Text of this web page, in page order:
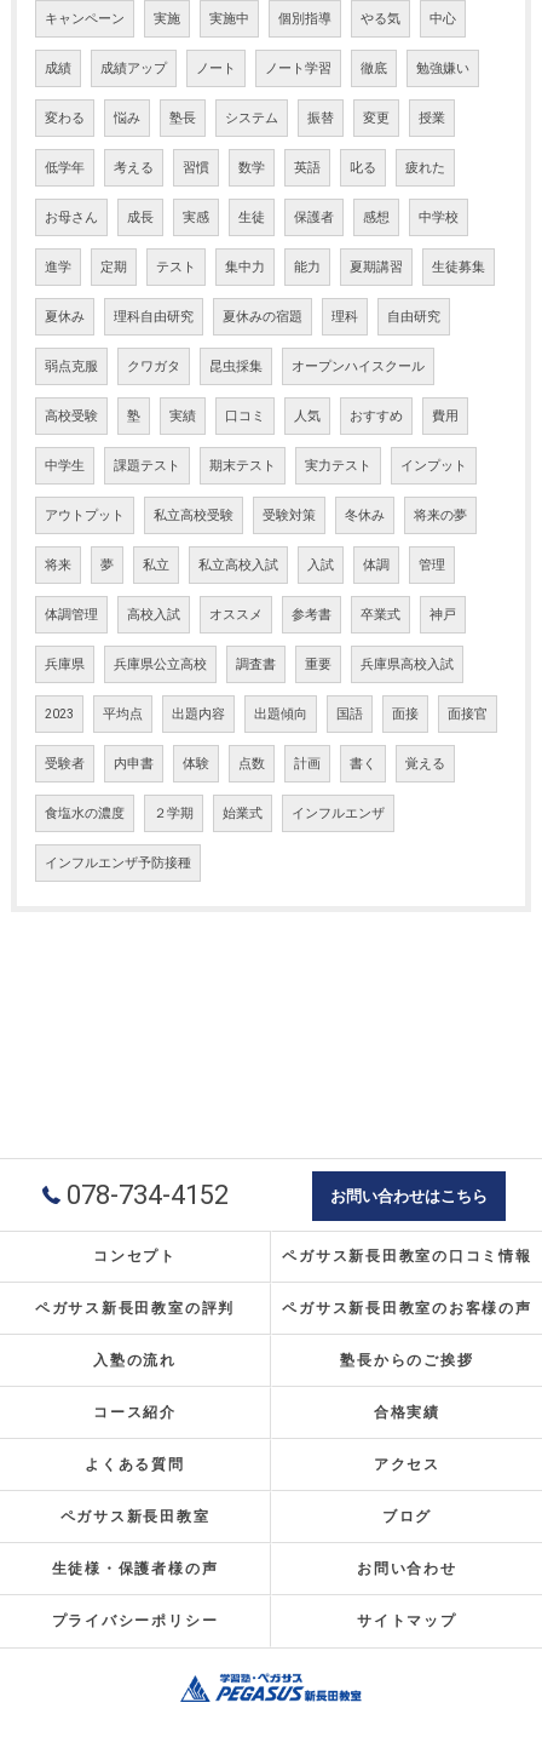
キャンペーン 実施 実施中 個別指導 やる気 中心
成績 成績アップ ノート ノート学習 徹底 勉強嫌い
変わる 悩み 塾長 システム 振替 変更 授業
低学年 考える 習慣 数学 英語 叱る 疲れた
お母さん 成長 実感 生徒 保護者 感想 中学校
進学 定期 テスト 集中力 能力 夏期講習 生徒募集
夏休み 理科自由研究 夏休みの宿題 理科 自由研究
弱点克服 クワガタ 昆虫採集 オープンハイスクール
高校受験 塾 実績 口コミ 人気 おすすめ 費用
中学生 課題テスト 期末テスト 実力テスト インプット
アウトプット 私立高校受験 受験対策 冬休み 将来の夢
将来 夢 私立 私立高校入試 入試 体調 管理
体調管理 高校入試 オススメ 参考書 卒業式 神戸
兵庫県 兵庫県公立高校 調査書 重要 兵庫県高校入試
2023 平均点 出題内容 出題傾向 国語 面接 面接官
受験者 内申書 体験 点数 計画 書く 覚える
食塩水の濃度 ２学期 始業式 インフルエンザ
インフルエンザ予防接種
078-734-4152 お問い合わせはこちら
コンセプト ペガサス新長田教室の口コミ情報
ペガサス新長田教室の評判 ペガサス新長田教室のお客様の声
入塾の流れ 塾長からのご挨拶
コース紹介 合格実績
よくある質問 アクセス
ペガサス新長田教室 ブログ
生徒様・保護者様の声 お問い合わせ
プライバシーポリシー サイトマップ